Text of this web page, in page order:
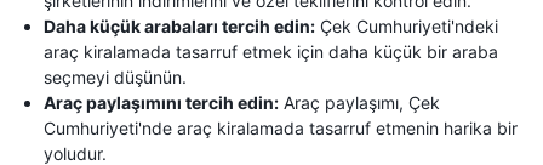
Daha küçük arabaları tercih edin: Çek Cumhuriyeti'ndeki
araç kiralamada tasarruf etmek için daha küçük bir araba
seçmeyi düşünün.
Araç paylaşımını tercih edin: Araç paylaşımı, Çek
Cumhuriyeti'nde araç kiralamada tasarruf etmenin harika bir
yoludur.